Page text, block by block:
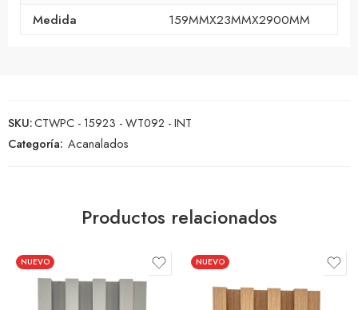
Medida
159MMX23MMX2900MM
SKU:CTWPC - 15923 - WT092 - INT
Categoría: Acanalados
Productos relacionados
NUEVO NUEVO